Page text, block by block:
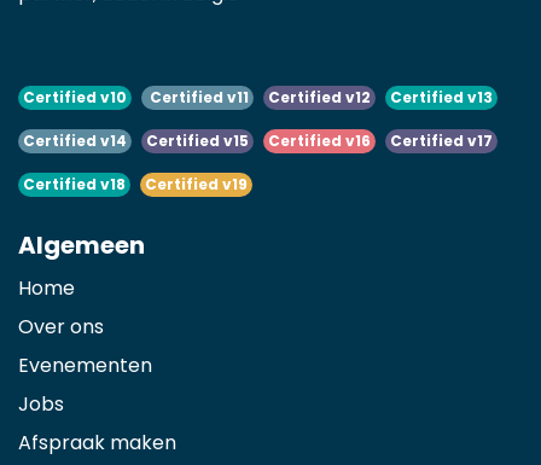
Certified v10 Certified v11 Certified v12 Certified v13
Certified v14 Certified v15 Certified v16 Certified v17
Certified v18 Certified v19
Algemeen
Home
Over ons
Evenementen
Jobs
Afspraak maken